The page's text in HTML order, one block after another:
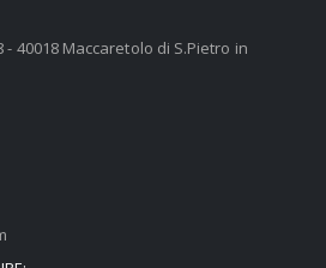
40018 Maccaretolo di S.Pietro in